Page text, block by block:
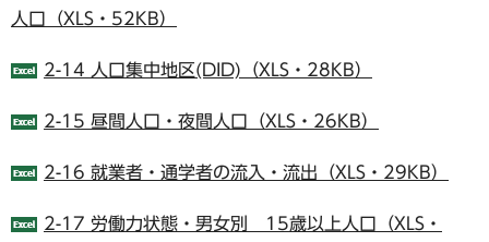
人口（XLS・52KB）
2-14 人口集中地区(DID)（XLS・28KB）
2-15 昼間人口・夜間人口（XLS・26KB）
2-16 就業者・通学者の流入・流出（XLS・29KB）
2-17 労働力状態・男女別 15歳以上人口（XLS・